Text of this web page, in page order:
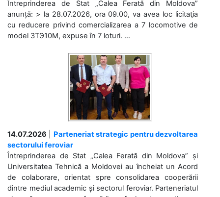
Întreprinderea de Stat „Calea Ferată din Moldova”
anunță: > la 28.07.2026, ora 09.00, va avea loc licitaţia
cu reducere privind comercializarea a 7 locomotive de
model 3ТЭ10М, expuse în 7 loturi. ...
14.07.2026
Parteneriat strategic pentru dezvoltarea
sectorului feroviar
Întreprinderea de Stat „Calea Ferată din Moldova” și
Universitatea Tehnică a Moldovei au încheiat un Acord
de colaborare, orientat spre consolidarea cooperării
dintre mediul academic și sectorul feroviar. Parteneriatul